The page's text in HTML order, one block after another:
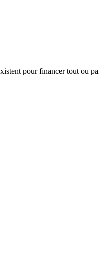
conseil client
pour financer tout ou